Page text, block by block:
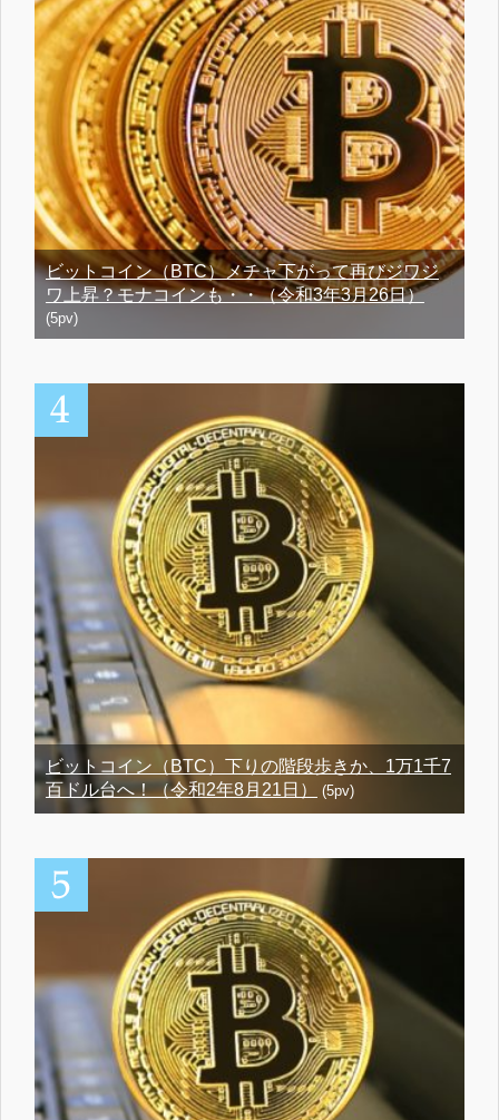
ビットコイン（BTC）メチャ下がって再びジワジ
ワ上昇？モナコインも・・（令和3年3月26日）
(5pv)
ビットコイン（BTC）下りの階段歩きか、1万1千7
百ドル台へ！（令和2年8月21日）
(5pv)